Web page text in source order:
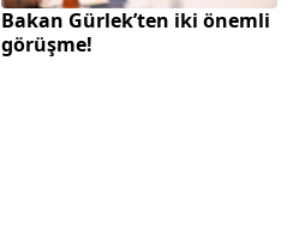
Bakan Gürlek’ten iki önemli
görüşme!